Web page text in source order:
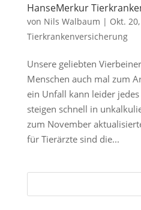
HanseMerkur
von Nils Walbaum | Okt.
Tierkrankenversicherung
Unsere geliebten
Menschen auch mal zum
ein Unfall kann leider
steigen schnell in
zum November
für Tierärzte sind die...